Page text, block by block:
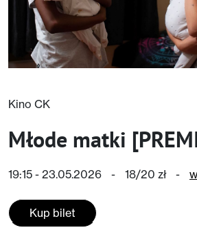
Kino CK
Młode matki
19:15 - 23.05.2026 - 18/20 zł -
Kup bilet